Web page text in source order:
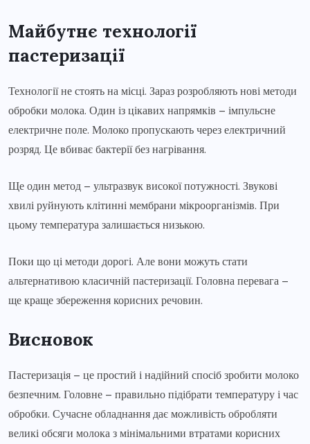
Майбутнє технології
пастеризації
Технології не стоять на місці. Зараз розробляють нові методи
обробки молока. Один із цікавих напрямків – імпульсне
електричне поле. Молоко пропускають через електричний
розряд. Це вбиває бактерії без нагрівання.
Ще один метод – ультразвук високої потужності. Звукові
хвилі руйнують клітинні мембрани мікроорганізмів. При
цьому температура залишається низькою.
Поки що ці методи дорогі. Але вони можуть стати
альтернативою класичній пастеризації. Головна перевага –
ще краще збереження корисних речовин.
Висновок
Пастеризація – це простий і надійний спосіб зробити молоко
безпечним. Головне – правильно підібрати температуру і час
обробки. Сучасне обладнання дає можливість обробляти
великі обсяги молока з мінімальними втратами корисних